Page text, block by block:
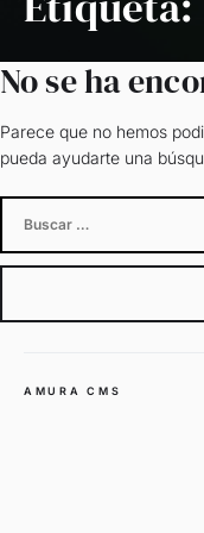
No se ha
Parece que no hemos
pueda ayudarte una
AMURA CMS